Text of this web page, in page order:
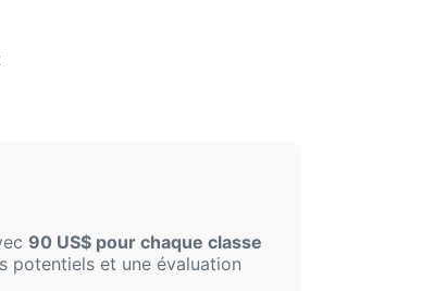
90 US$ pour chaque classe
potentiels et une évaluation